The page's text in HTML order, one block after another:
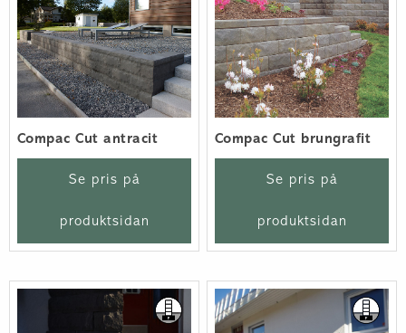
Compac Cut antracit
Se pris på
produktsidan
Compac Cut brungrafit
Se pris på
produktsidan